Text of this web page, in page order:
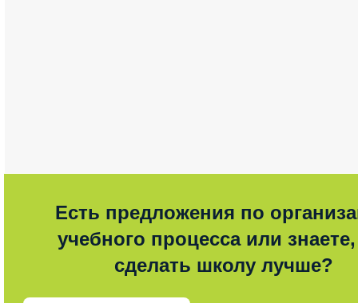
Есть предложения по
учебного процесса или знаете,
сделать школу лучше?